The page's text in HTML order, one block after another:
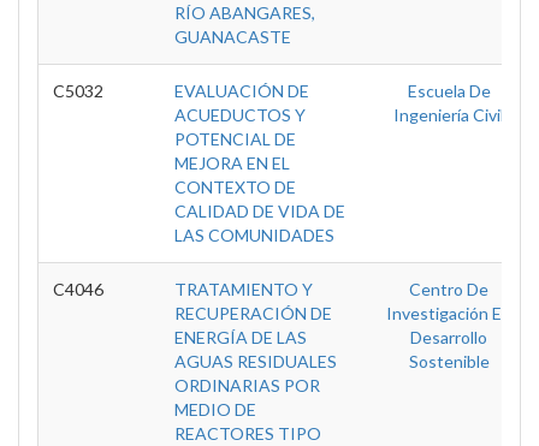
RÍO ABANGARES,
GUANACASTE
C5032
EVALUACIÓN DE
ACUEDUCTOS Y
POTENCIAL DE
MEJORA EN EL
CONTEXTO DE
CALIDAD DE VIDA DE
LAS COMUNIDADES
Escuela De
Ingeniería Civil
C4046
TRATAMIENTO Y
RECUPERACIÓN DE
ENERGÍA DE LAS
AGUAS RESIDUALES
ORDINARIAS POR
MEDIO DE
REACTORES TIPO
Centro De
Investigación En
Desarrollo
Sostenible